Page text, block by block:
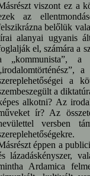
viszont ez a
az
belőlük
alanyai ugyanis
el, számára a
„kommunista”,
a
a
alkotni? Az
ír? Az
versben
éppen a
lázadáskényszer,
Ardamica